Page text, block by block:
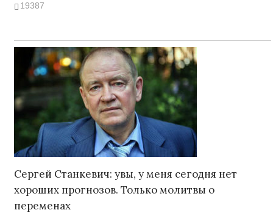
19387
Сергей Станкевич: увы, у меня сегодня нет
хороших прогнозов. Только молитвы о
переменах